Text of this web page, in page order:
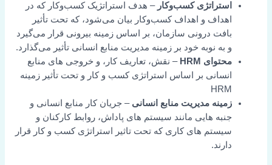
استراتژی کسب‌وکار – هدف استراتژیک کسب‌وکار که در
اهداف و اهداف کسب‌وکار بیان می‌شود، که تحت تأثیر
بافت درونی سازمان، بر اساس زمینه بیرونی قرار می‌گیرد
و به نوبه خود بر زمینه مدیریت منابع انسانی تأثیر می‌گذارد.
محتوای HRM
– نقش، تعاریف کار، و خروجی های منابع
انسانی بر اساس استراتژی کسب و کار و تحت تأثیر زمینه
HRM
زمینه مدیریت منابع انسانی – جریان کار منابع انسانی و
جنبه هایی مانند سیستم های پاداش، روابط کارکنان و
سیستم های کاری که تحت تاثیر استراتژی کسب و کار قرار
دارند.